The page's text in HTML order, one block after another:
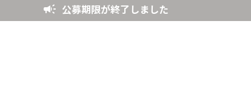
公募期限が終了しました